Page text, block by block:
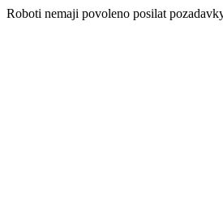
Roboti nemaji povoleno posilat